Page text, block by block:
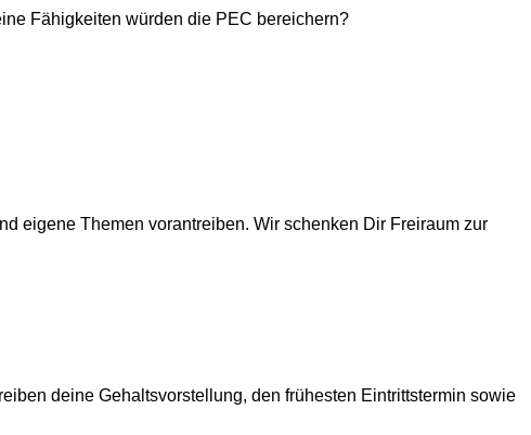
Fähigkeiten würden die PEC bereichern?
eigene Themen vorantreiben. Wir schenken Dir Freiraum zur
deine Gehaltsvorstellung, den frühesten Eintrittstermin sowie